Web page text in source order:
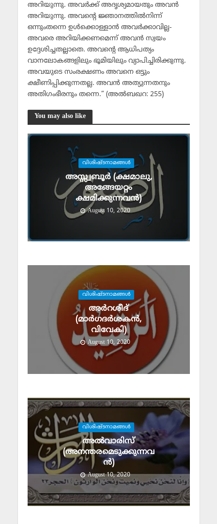
അറിയുന്നു. അവര്‍ക്ക് അദൃശ്യമായതും അവന്‍
അറിയുന്നു. അവന്റെ ജ്ഞാനത്തില്‍നിന്ന്
ഒന്നുംതന്നെ ഉള്‍ക്കൊള്ളാന്‍ അവര്‍ക്കാവില്ല-
അവരെ അറിയിക്കണമെന്ന് അവന്‍ സ്വയം
ഉദ്ദേശിച്ചതല്ലാതെ. അവന്റെ ആധിപത്യം
വാനലോകങ്ങളിലും ഭൂമിയിലും വ്യാപിച്ചിരിക്കുന്നു.
അവയുടെ സംരക്ഷണം അവനെ ഒട്ടും
ക്ഷീണിപ്പിക്കുന്നതല്ല. അവന്‍ അത്യുന്നതനും
അതിഗംഭീരനും തന്നെ.” (അല്‍ബഖറ: 255)
You may also like
വിശിഷ്ടനാമങ്ങള്‍
അസ്സ്വബൂര്‍ (ക്ഷമാലു,
അങ്ങേയറ്റം
ക്ഷമിക്കുന്നവന്‍)
August 10, 2020
വിശിഷ്ടനാമങ്ങള്‍
അര്‍റശീദ്
(മാര്‍ഗദര്‍ശകന്‍,
വിവേകി)
August 10, 2020
വിശിഷ്ടനാമങ്ങള്‍
അല്‍വാരിസ്
(അനന്തരമെടുക്കുന്നവ
ന്‍)
August 10, 2020